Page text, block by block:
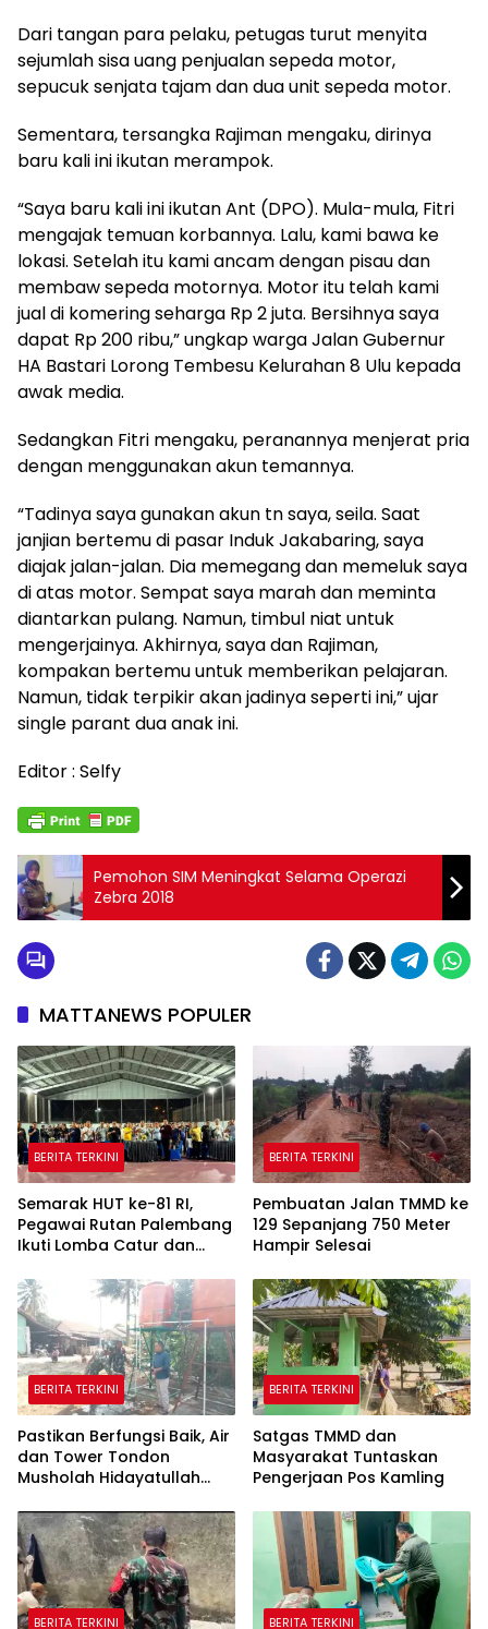
Dari tangan para pelaku, petugas turut menyita
sejumlah sisa uang penjualan sepeda motor,
sepucuk senjata tajam dan dua unit sepeda motor.
Sementara, tersangka Rajiman mengaku, dirinya
baru kali ini ikutan merampok.
“Saya baru kali ini ikutan Ant (DPO). Mula-mula, Fitri
mengajak temuan korbannya. Lalu, kami bawa ke
lokasi. Setelah itu kami ancam dengan pisau dan
membaw sepeda motornya. Motor itu telah kami
jual di komering seharga Rp 2 juta. Bersihnya saya
dapat Rp 200 ribu,” ungkap warga Jalan Gubernur
HA Bastari Lorong Tembesu Kelurahan 8 Ulu kepada
awak media.
Sedangkan Fitri mengaku, peranannya menjerat pria
dengan menggunakan akun temannya.
“Tadinya saya gunakan akun tn saya, seila. Saat
janjian bertemu di pasar Induk Jakabaring, saya
diajak jalan-jalan. Dia memegang dan memeluk saya
di atas motor. Sempat saya marah dan meminta
diantarkan pulang. Namun, timbul niat untuk
mengerjainya. Akhirnya, saya dan Rajiman,
kompakan bertemu untuk memberikan pelajaran.
Namun, tidak terpikir akan jadinya seperti ini,” ujar
single parant dua anak ini.
Editor : Selfy
Pemohon SIM Meningkat Selama Operazi
Zebra 2018
MATTANEWS POPULER
BERITA TERKINI
Semarak HUT ke-81 RI,
Pegawai Rutan Palembang
Ikuti Lomba Catur dan
BERITA TERKINI
Pembuatan Jalan TMMD ke
129 Sepanjang 750 Meter
Hampir Selesai
BERITA TERKINI
Pastikan Berfungsi Baik, Air
dan Tower Tondon
Musholah Hidayatullah
BERITA TERKINI
Satgas TMMD dan
Masyarakat Tuntaskan
Pengerjaan Pos Kamling
BERITA TERKINI BERITA TERKINI